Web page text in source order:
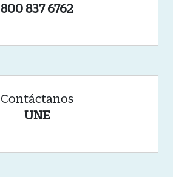
800 837 6762
Contáctanos
UNE